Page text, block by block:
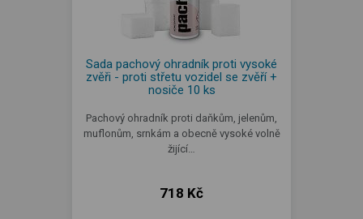
Sada pachový ohradník proti vysoké
zvěři - proti střetu vozidel se zvěří +
nosiče 10 ks
Pachový ohradník proti daňkům, jelenům,
muflonům, srnkám a obecně vysoké volně
žijící…
718 Kč